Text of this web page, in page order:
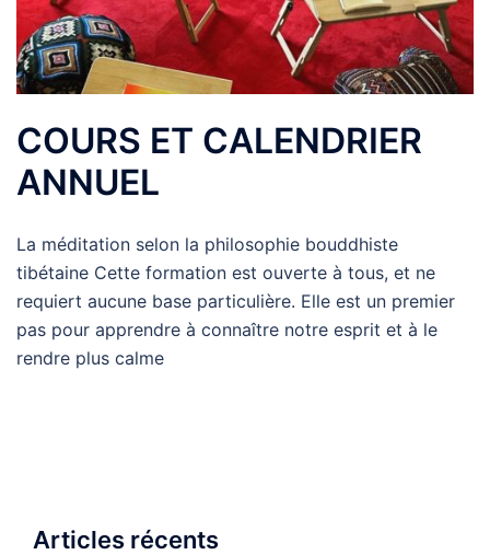
COURS ET CALENDRIER
ANNUEL
La méditation selon la philosophie bouddhiste
tibétaine Cette formation est ouverte à tous, et ne
requiert aucune base particulière. Elle est un premier
pas pour apprendre à connaître notre esprit et à le
rendre plus calme
Articles récents